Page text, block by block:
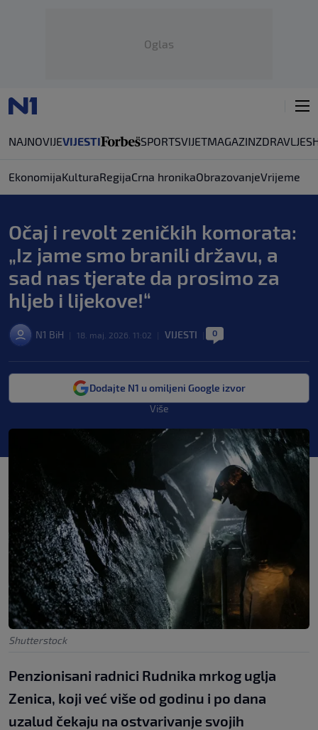
Oglas
NAJNOVIJEVIJESTI SPORTSVIJETMAGAZINZDRAVLJE
EkonomijaKulturaRegijaCrna hronikaObrazovanjeVrijeme
Očaj i revolt zeničkih komorata:
„Iz jame smo branili državu, a
sad nas tjerate da prosimo za
hljeb i lijekove!“
N1 BiH 18. maj. 2026. 11:02 VIJESTI 0
Dodajte N1 u omiljeni Google izvor
Više
Shutterstock
Penzionisani radnici Rudnika mrkog uglja
Zenica, koji već više od godinu i po dana
uzalud čekaju na ostvarivanje svojih